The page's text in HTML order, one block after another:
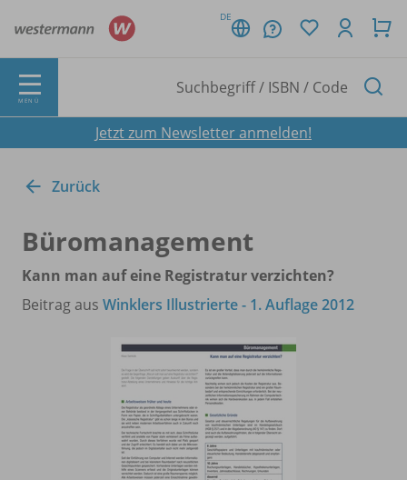
DE
MENÜ
Jetzt zum Newsletter anmelden!
Zurück
Büromanagement
Kann man auf eine Registratur verzichten?
Beitrag aus Winklers Illustrierte - 1. Auflage 2012